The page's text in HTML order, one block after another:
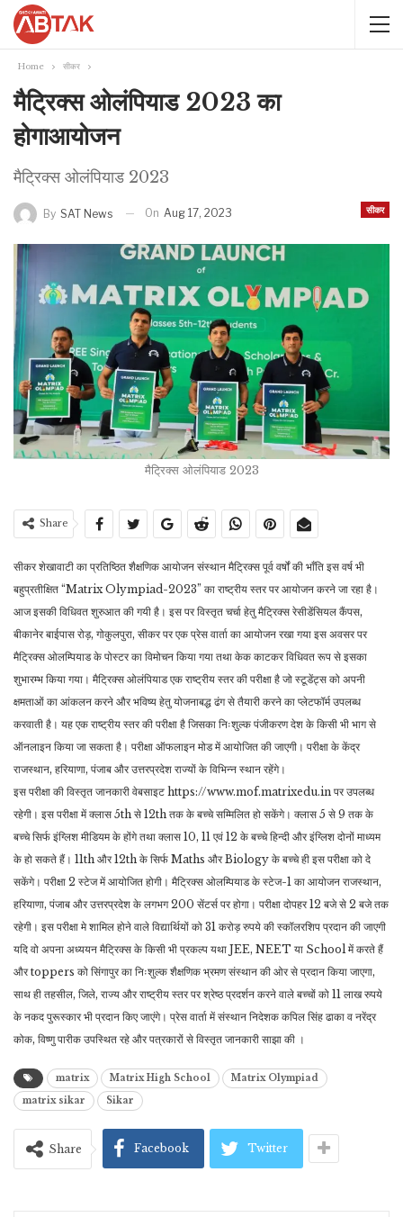
Home सीकर
मैट्रिक्स ओलंपियाड 2023 का
होगाआयोजन
मैट्रिक्स ओलंपियाड 2023
सीकर
By SAT News On Aug 17, 2023
मैट्रिक्स ओलंपियाड 2023
Share
सीकर शेखावाटी का प्रतिष्ठित शैक्षणिक आयोजन संस्थान मैट्रिक्स पूर्व वर्षों की भाँति इस वर्ष भी
बहुप्रतीक्षित “Matrix Olympiad-2023” का राष्ट्रीय स्तर पर आयोजन करने जा रहा है।
आज इसकी विधिवत शुरुआत की गयी है। इस पर विस्तृत चर्चा हेतु मैट्रिक्स रेसीडेंसियल कैंपस,
बीकानेर बाईपास रोड़, गोकुलपुरा, सीकर पर एक प्रेस वार्ता का आयोजन रखा गया इस अवसर पर
मैट्रिक्स ओलम्पियाड के पोस्टर का विमोचन किया गया तथा केक काटकर विधिवत रूप से इसका
शुभारम्भ किया गया। मैट्रिक्स ओलंपियाड एक राष्ट्रीय स्तर की परीक्षा है जो स्टूडेंट्स को अपनी
क्षमताओं का आंकलन करने और भविष्य हेतु योजनाबद्ध ढंग से तैयारी करने का प्लेटफॉर्म उपलब्ध
करवाती है। यह एक राष्ट्रीय स्तर की परीक्षा है जिसका निःशुल्क पंजीकरण देश के किसी भी भाग से
ऑनलाइन किया जा सकता है। परीक्षा ऑफलाइन मोड में आयोजित की जाएगी। परीक्षा के केंद्र
राजस्थान, हरियाणा, पंजाब और उत्तरप्रदेश राज्यों के विभिन्न स्थान रहेंगे।
इस परीक्षा की विस्तृत जानकारी वेबसाइट https://www.mof.matrixedu.in पर उपलब्ध
रहेगी। इस परीक्षा में क्लास 5th से 12th तक के बच्चे सम्मिलित हो सकेंगे। क्लास 5 से 9 तक के
बच्चे सिर्फ इंग्लिश मीडियम के होंगे तथा क्लास 10, 11 एवं 12 के बच्चे हिन्दी और इंग्लिश दोनों माध्यम
के हो सकते हैं। 11th और 12th के सिर्फ Maths और Biology के बच्चे ही इस परीक्षा को दे
सकेंगे। परीक्षा 2 स्टेज में आयोजित होगी। मैट्रिक्स ओलम्पियाड के स्टेज-1 का आयोजन राजस्थान,
हरियाणा, पंजाब और उत्तरप्रदेश के लगभग 200 सेंटर्स पर होगा। परीक्षा दोपहर 12 बजे से 2 बजे तक
रहेगी। इस परीक्षा मे शामिल होने वाले विद्यार्थियों को 31 करोड़ रुपये की स्कॉलरशिप प्रदान की जाएगी
यदि वो अपना अध्ययन मैट्रिक्स के किसी भी प्रकल्प यथा JEE, NEET या School में करते हैं
और toppers को सिंगापुर का निःशुल्क शैक्षणिक भ्रमण संस्थान की ओर से प्रदान किया जाएगा,
साथ ही तहसील, जिले, राज्य और राष्ट्रीय स्तर पर श्रेष्ठ प्रदर्शन करने वाले बच्चों को 11 लाख रुपये
के नकद पुरूस्कार भी प्रदान किए जाएंगे। प्रेस वार्ता में संस्थान निदेशक कपिल सिंह ढाका व नरेंद्र
कोक, विष्णु पारीक उपस्थित रहे और पत्रकारों से विस्तृत जानकारी साझा की ।
matrix Matrix High School
Matrix Olympiad
matrix sikar
Sikar
Share Facebook Twitter